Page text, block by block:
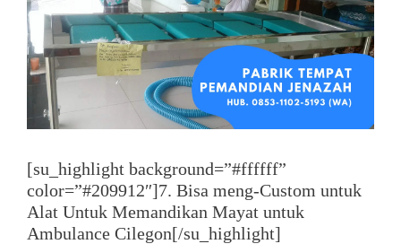
[su_highlight background=”#ffffff”
color=”#209912″]7. Bisa meng-Custom untuk
Alat Untuk Memandikan Mayat untuk
Ambulance Cilegon[/su_highlight]